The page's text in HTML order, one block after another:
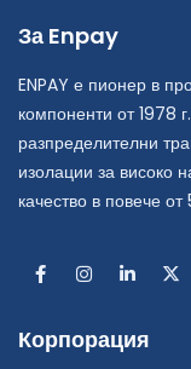
За Enpay
ENPAY е пионер в
компоненти от 1978
разпределителни
изолации за високо
качество в повече
Корпорация